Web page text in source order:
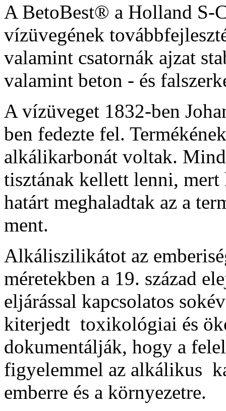
A BetoBest® a Holland S-
vízüvegének
valamint csatornák ajzat
valamint beton - és
A vízüveget 1832-ben
ben fedezte fel.
alkálikarbonát voltak.
tisztának kellett lenni, mert
határt meghaladtak az a
ment.
Alkáliszilikátot az
méretekben a 19. század
eljárással kapcsolatos
kiterjedt toxikológiai és
dokumentálják, hogy a
figyelemmel az alkálikus
emberre és a környezetre.